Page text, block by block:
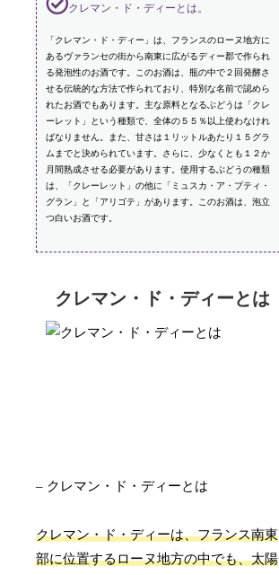
クレマン・ド・ディーとは。
「クレマン・ド・ディー」は、フランスのローヌ地方に
あるヴァランセの街から南東に広がるディー郡で作られ
る発泡性のお酒です。このお酒は、瓶の中で２回発酵さ
せる伝統的な方法で作られており、特別な名前で認めら
れたお酒でもあります。主な原料となるぶどうは「クレ
ーレット」という種類で、全体の５５％以上使わなけれ
ばなりません。また、甘さは１リットルあたり１５グラ
ムまでと決められています。さらに、少なくとも１２か
月間熟成させる必要があります。使用するぶどうの種類
は、「クレーレット」の他に「ミュスカ・ア・プティ・
グラン」と「アリゴテ」があります。このお酒は、泡立
つ白いお酒です。
クレマン・ド・ディーとは
– クレマン・ド・ディーとは
クレマン・ド・ディーは、フランス南東
部に位置するローヌ地方の中でも、太陽